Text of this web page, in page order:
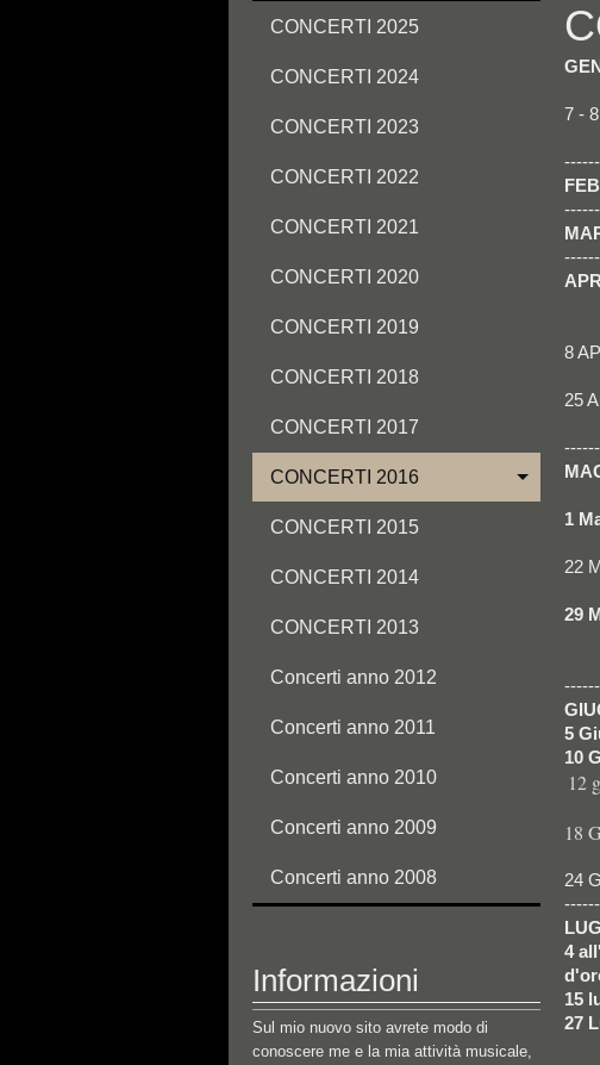
7 -
8
25
1
22
29
5
10
12
18
24
4
15
27
CONCERTI 2025
CONCERTI 2024
CONCERTI 2023
CONCERTI 2022
CONCERTI 2021
CONCERTI 2020
CONCERTI 2019
CONCERTI 2018
CONCERTI 2017
CONCERTI 2016
CONCERTI 2015
CONCERTI 2014
CONCERTI 2013
Concerti anno 2012
Concerti anno 2011
Concerti anno 2010
Concerti anno 2009
Concerti anno 2008
Informazioni
Sul mio nuovo sito avrete modo di
conoscere me e la mia attività musicale,